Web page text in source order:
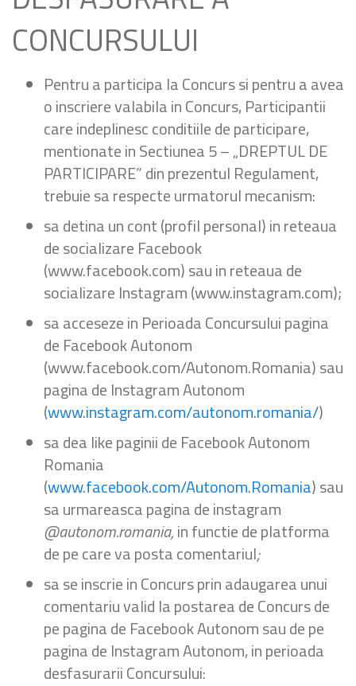
CONCURSULUI
Pentru a participa la Concurs si pentru a avea
o inscriere valabila in Concurs, Participantii
care indeplinesc conditiile de participare,
mentionate in Sectiunea 5 – „DREPTUL DE
PARTICIPARE” din prezentul Regulament,
trebuie sa respecte urmatorul mecanism:
sa detina un cont (profil personal) in reteaua
de socializare Facebook
(www.facebook.com) sau in reteaua de
socializare Instagram (www.instagram.com);
sa acceseze in Perioada Concursului pagina
de Facebook Autonom
(www.facebook.com/Autonom.Romania) sau
pagina de Instagram Autonom
(www.instagram.com/autonom.romania/)
sa dea like paginii de Facebook Autonom
Romania
(www.facebook.com/Autonom.Romania) sau
sa urmareasca pagina de instagram
@autonom.romania,in functie de platforma
de pe care va posta comentariul;
sa se inscrie in Concurs prin adaugarea unui
comentariu valid la postarea de Concurs de
pe pagina de Facebook Autonom sau de pe
pagina de Instagram Autonom, in perioada
desfasurarii Concursului: